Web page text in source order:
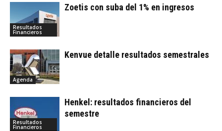
Resultados
Financieros
Zoetis con suba del 1% en ingresos
Agenda
Kenvue detalle resultados semestrales
Resultados
Financieros
Henkel: resultados financieros del
semestre